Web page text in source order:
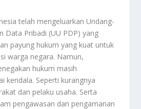
telah mengeluarkan Undang-
Data Pribadi (UU PDP) yang
payung hukum yang kuat untuk
warga negara. Namun,
hukum masih
kendala. Seperti kurangnya
dan pelaku usaha. Serta
pengawasan dan pengamanan